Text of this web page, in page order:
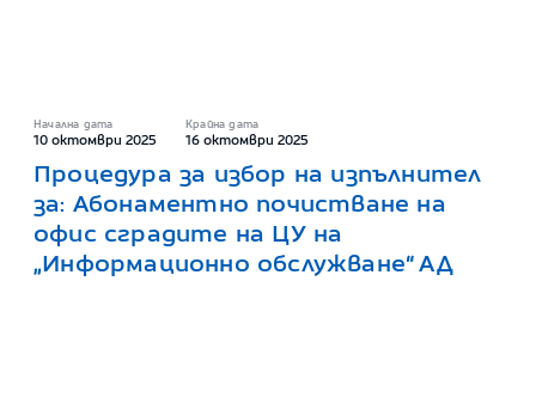
Начална дата
10 октомври 2025
Крайна дата
16 октомври 2025
Процедура за избор на изпълнител
за: Абонаментно почистване на
офис сградите на ЦУ на
„Информационно обслужване“ АД